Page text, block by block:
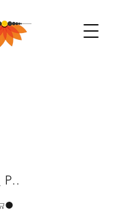
Pesquisa